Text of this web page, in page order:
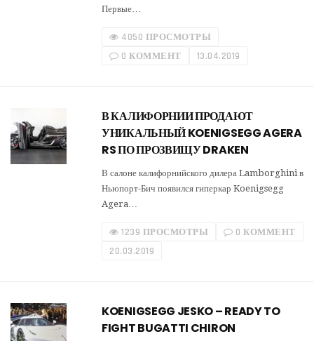
Первые…
4050 ПРОСМОТРЫ
0 КОММЕНТ
13.04.2019
В КАЛИФОРНИИ ПРОДАЮТ
УНИКАЛЬНЫЙ KOENIGSEGG AGERA
RS ПО ПРОЗВИЩУ DRAKEN
В салоне калифорнийского дилера Lamborghini в
Ньюпорт-Бич появился гиперкар Koenigsegg
Agera…
1239 ПРОСМОТРЫ
0 КОММЕНТ
20.03.2019
KOENIGSEGG JESKO – READY TO
FIGHT BUGATTI CHIRON